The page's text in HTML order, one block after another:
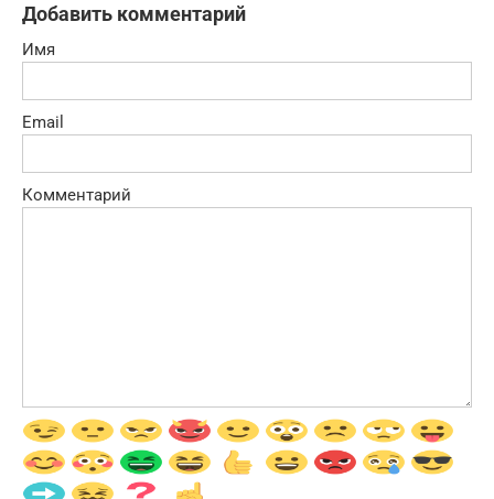
Добавить комментарий
Имя
Email
Комментарий